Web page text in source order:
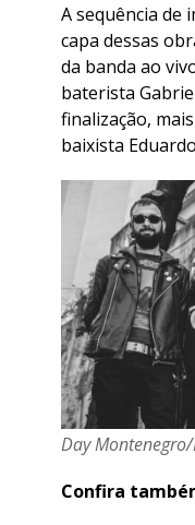
A sequência de
capa dessas
da banda ao
baterista
finalização,
baixista
Day
Confira